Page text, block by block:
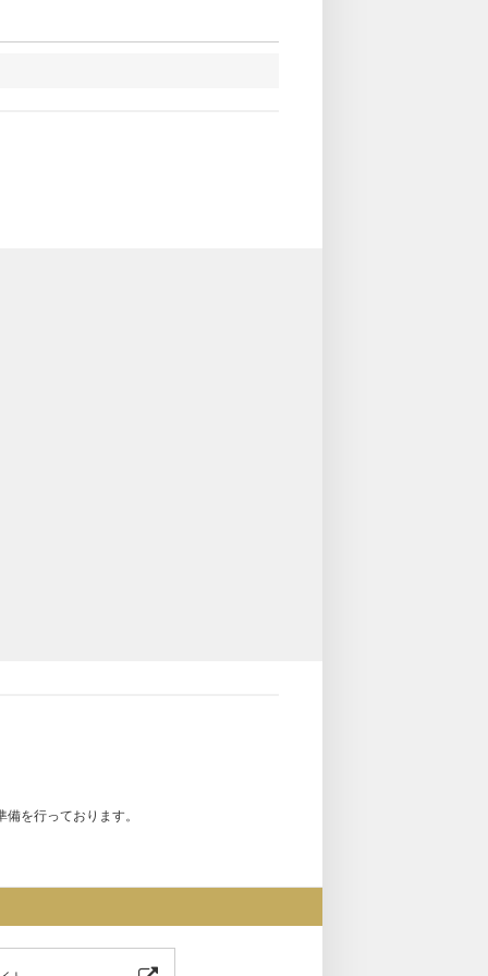
備を行っております。